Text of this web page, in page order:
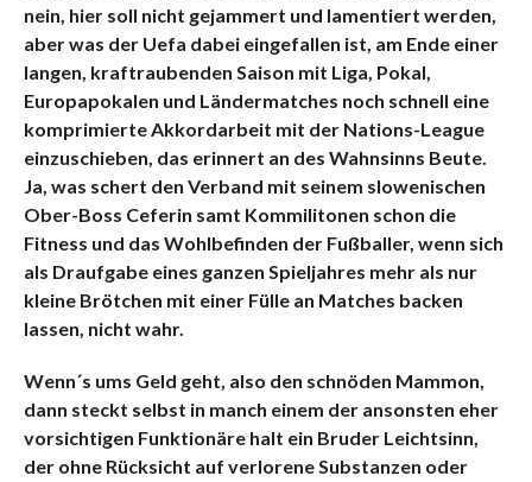
nein, hier soll nicht gejammert und lamentiert werden,
aber was der Uefa dabei eingefallen ist, am Ende einer
langen, kraftraubenden Saison mit Liga, Pokal,
Europapokalen und Ländermatches noch schnell eine
komprimierte Akkordarbeit mit der Nations-League
einzuschieben, das erinnert an des Wahnsinns Beute.
Ja, was schert den Verband mit seinem slowenischen
Ober-Boss Ceferin samt Kommilitonen schon die
Fitness und das Wohlbefinden der Fußballer, wenn sich
als Draufgabe eines ganzen Spieljahres mehr als nur
kleine Brötchen mit einer Fülle an Matches backen
lassen, nicht wahr.
Wenn´s ums Geld geht, also den schnöden Mammon,
dann steckt selbst in manch einem der ansonsten eher
vorsichtigen Funktionäre halt ein Bruder Leichtsinn,
der ohne Rücksicht auf verlorene Substanzen oder